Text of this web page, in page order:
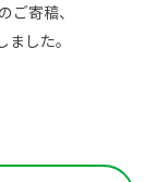
寄稿、
しました。